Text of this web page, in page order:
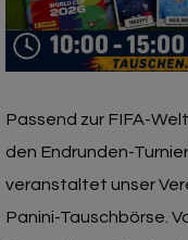
Passend zur FIFA-
den Endrunden-
veranstaltet unser
Panini-Tauschbörse.